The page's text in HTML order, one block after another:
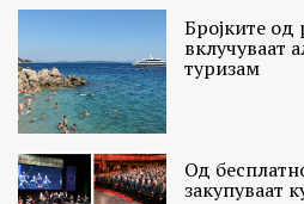
Бројките од
вклучуваат
туризам
Од
закупуваат